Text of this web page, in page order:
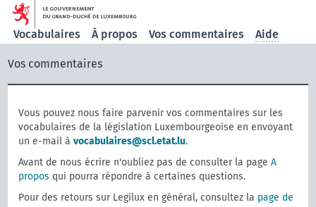
Vocabulaires À propos Vos commentaires Aide
Vos commentaires
Vous pouvez nous faire parvenir vos commentaires sur les
vocabulaires de la législation Luxembourgeoise en envoyant
un e-mail àvocabulaires@scl.etat.lu.
Avant de nous écrire n'oubliez pas de consulter la pageA
propos qui pourra répondre à certaines questions.
Pour des retours sur Legilux en général, consultez la page de